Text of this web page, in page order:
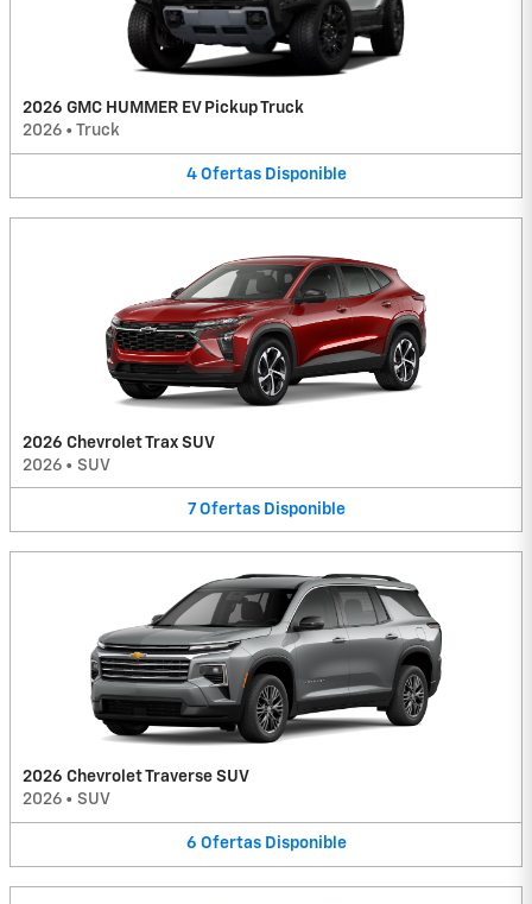
2026 GMC HUMMER EV Pickup Truck
2026 • Truck
4 Ofertas Disponible
2026 Chevrolet Trax SUV
2026 • SUV
7 Ofertas Disponible
2026 Chevrolet Traverse SUV
2026 • SUV
6 Ofertas Disponible